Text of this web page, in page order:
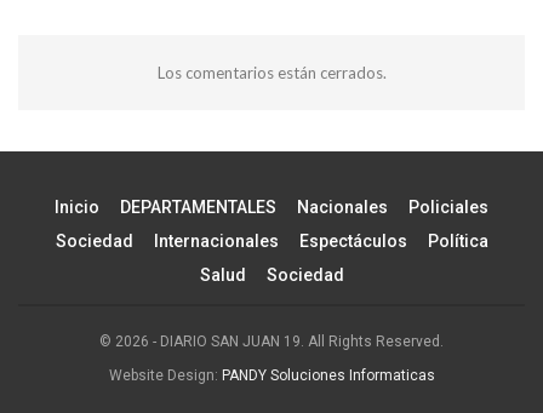
Los comentarios están cerrados.
Inicio DEPARTAMENTALES Nacionales
Policiales
Sociedad
Internacionales Espectáculos
Política
Salud
Sociedad
© 2026 - DIARIO SAN JUAN 19. All Rights Reserved.
Website Design: PANDY Soluciones Informaticas